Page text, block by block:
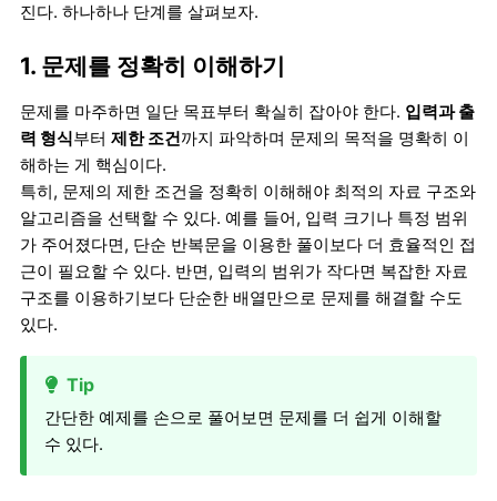
진다. 하나하나 단계를 살펴보자.
1. 문제를 정확히 이해하기
문제를 마주하면 일단 목표부터 확실히 잡아야 한다. 입력과 출
력 형식부터 제한 조건까지 파악하며 문제의 목적을 명확히 이
해하는 게 핵심이다.
특히, 문제의 제한 조건을 정확히 이해해야 최적의 자료 구조와
알고리즘을 선택할 수 있다. 예를 들어, 입력 크기나 특정 범위
가 주어졌다면, 단순 반복문을 이용한 풀이보다 더 효율적인 접
근이 필요할 수 있다. 반면, 입력의 범위가 작다면 복잡한 자료
구조를 이용하기보다 단순한 배열만으로 문제를 해결할 수도
있다.
Tip
간단한 예제를 손으로 풀어보면 문제를 더 쉽게 이해할
수 있다.